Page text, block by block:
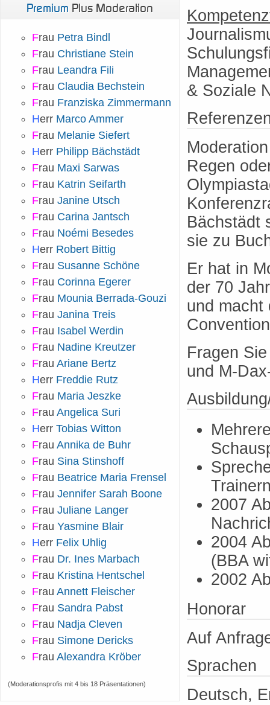
& Soziale
Regen
Bächstädt
sie zu
Er hat in
der 70
und macht
Fragen
und M-
2007
2004
(BBA
2002
Honorar
Auf
Sprachen
Deutsch,
Premium Plus Moderation
Frau Petra Bindl
Frau Christiane Stein
Frau Leandra Fili
Frau Claudia Bechstein
Frau Franziska Zimmermann
Herr Marco Ammer
Frau Melanie Siefert
Herr Philipp Bächstädt
Frau Maxi Sarwas
Frau Katrin Seifarth
Frau Janine Utsch
Frau Carina Jantsch
Frau Noémi Besedes
Herr Robert Bittig
Frau Susanne Schöne
Frau Corinna Egerer
Frau Mounia Berrada-Gouzi
Frau Janina Treis
Frau Isabel Werdin
Frau Nadine Kreutzer
Frau Ariane Bertz
Herr Freddie Rutz
Frau Maria Jeszke
Frau Angelica Suri
Herr Tobias Witton
Frau Annika de Buhr
Frau Sina Stinshoff
Frau Beatrice Maria Frensel
Frau Jennifer Sarah Boone
Frau Juliane Langer
Frau Yasmine Blair
Herr Felix Uhlig
Frau Dr. Ines Marbach
Frau Kristina Hentschel
Frau Annett Fleischer
Frau Sandra Pabst
Frau Nadja Cleven
Frau Simone Dericks
Frau Alexandra Kröber
(Moderationsprofis mit 4 bis 18 Präsentationen)